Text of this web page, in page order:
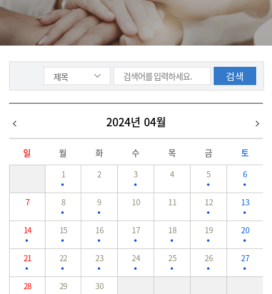
2024년 04월
일 월 화 수 목 금 토
1 2 3 4 5 6
7 8 9 10 11 12 13
14 15 16 17 18 19 20
21 22 23 24 25 26 27
28 29 30